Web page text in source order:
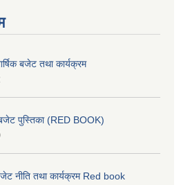
बजेट तथा कार्यक्रम
पुस्तिका (RED BOOK)
नीति तथा कार्यक्रम Red book